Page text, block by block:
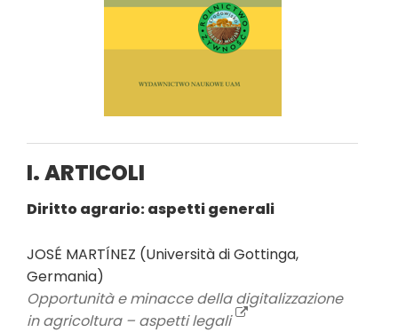
I. ARTICOLI
Diritto agrario: aspetti generali
JOSÉ MARTÍNEZ (Università di Gottinga,
Germania)
Opportunità e minacce della digitalizzazione
in agricoltura – aspetti legali